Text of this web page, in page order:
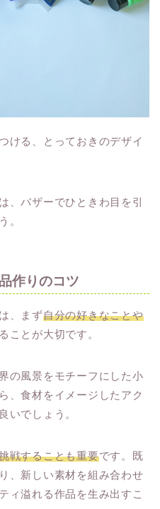
ける、とっておきのデザイ
、バザーでひときわ目を引
。
作りのコツ
、まず自分の好きなことや
ことが大切です。
の風景をモチーフにした小
、食材をイメージしたアク
いでしょう。
戦することも重要です。既
、新しい素材を組み合わせ
ィ溢れる作品を生み出すこ